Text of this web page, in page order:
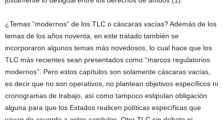
¿Temas “modernos” de los TLC o cáscaras vacías? Además de los
temas de los años noventa, en este tratado también se
incorporaron algunos temas más novedosos, lo cual hace que los
TLC más recientes sean presentados como “marcos regulatorios
modernos”. Pero estos capítulos son solamente cáscaras vacías,
es decir que no son operativos, no plantean objetivos específicos ni
cronogramas de trabajo, así como tampoco estipulan obligación
alguna para que los Estados realicen políticas específicas que